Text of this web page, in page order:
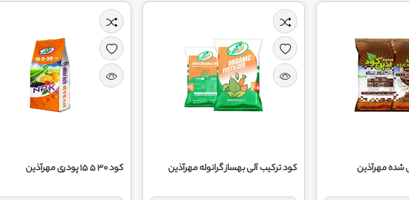
کود ترکیب آلی بهساز گرانوله مهرآذین کود 30 5 15 پودری مهرآذین